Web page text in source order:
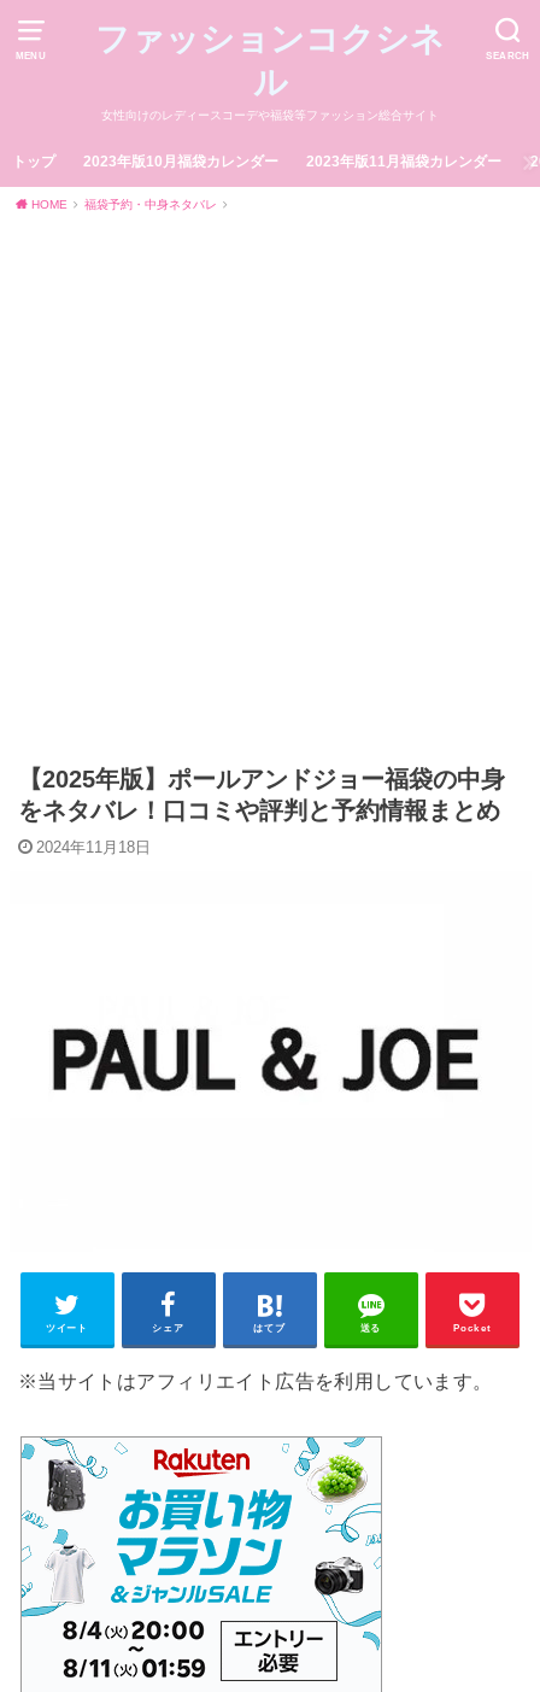
MENU SEARCH
ファッションコクシネ
ル
女性向けのレディースコーデや福袋等ファッション総合サイト
トップ 2023年版10月福袋カレンダー 2023年版11月福袋カレンダー
HOME 福袋予約・中身ネタバレ
【2025年版】ポールアンドジョー福袋の中身
をネタバレ！口コミや評判と予約情報まとめ
2024年11月18日
ツイート シェア はてブ 送る Pocket
※当サイトはアフィリエイト広告を利用しています。